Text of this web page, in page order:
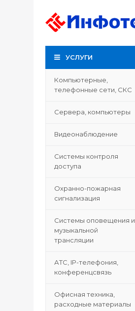
УСЛУГИ
Компьютерные,
телефонные сети, СКС
Сервера, компьютеры
Видеонаблюдение
Системы контроля
доступа
Охранно-пожарная
сигнализация
Системы оповещения и
музыкальной
трансляции
АТС, IP-телефония,
конференцсвязь
Офисная техника,
расходные материалы